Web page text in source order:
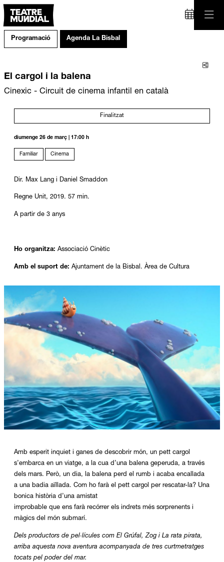
Programació Agenda La Bisbal
El cargol i la balena
Cinexic - Circuit de cinema infantil en català
Finalitzat
diumenge 26 de març 17:00 h
Familiar Cinema
Dir. Max Lang i Daniel Smaddon
Regne Unit, 2019. 57 min.
A partir de 3 anys
Ho organitza: Associació Cinètic
Amb el suport de: Ajuntament de la Bisbal. Àrea de Cultura
Amb esperit inquiet i ganes de descobrir món, un pett cargol
s’embarca en un viatge, a la cua d’una balena geperuda, a través
dels mars. Però, un dia, la balena perd el rumb i acaba encallada
a una badia aïllada. Com ho farà el pett cargol per rescatar-la? Una
bonica història d’una amistat
improbable que ens farà recórrer els indrets més sorprenents i
màgics del món submarí.
Dels productors de pel·lícules com El Grúfal, Zog i La rata pirata,
arriba aquesta nova aventura acompanyada de tres curtmetratges
tocats pel poder del mar.